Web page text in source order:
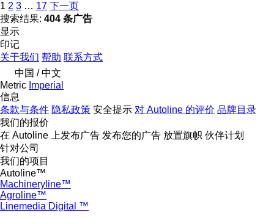
1 2 3 … 17 下一页
搜索结果: 404 条广告
显示
印记
关于我们 帮助 联系方式
中国 / 中文
Metric Imperial
信息
条款与条件 隐私政策 安全提示 对 Autoline 的评价 品牌目录
我们的报价
在 Autoline 上发布广告 发布您的广告 放置旗帜 伙伴计划
针对公司
我们的项目
Autoline™
Machineryline™
Agroline™
Linemedia Digital ™